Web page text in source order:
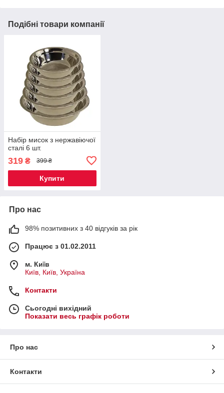
Подібні товари компанії
Набір мисок з нержавіючої
сталі 6 шт.
319 ₴ 399 ₴
Купити
Про нас
98% позитивних з 40 відгуків за рік
Працює з 01.02.2011
м. Київ
Київ, Київ, Україна
Контакти
Сьогодні вихідний
Показати весь графік роботи
Про нас
Контакти